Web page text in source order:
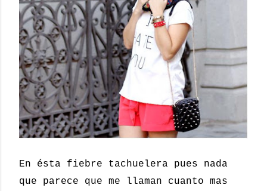
En ésta fiebre tachuelera pues nada
que parece que me llaman cuanto mas